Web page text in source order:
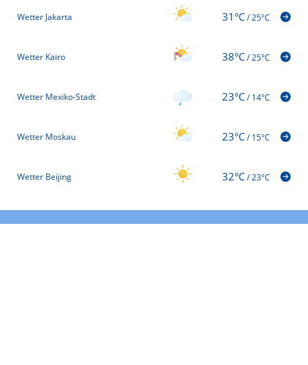
Wetter Jakarta 31°C/25°C
Wetter Kairo 38°C/25°C
Wetter Mexiko-Stadt 23°C/14°C
Wetter Moskau 23°C/15°C
Wetter Beijing 32°C/23°C